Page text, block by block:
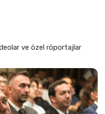
ve özel röportajlar